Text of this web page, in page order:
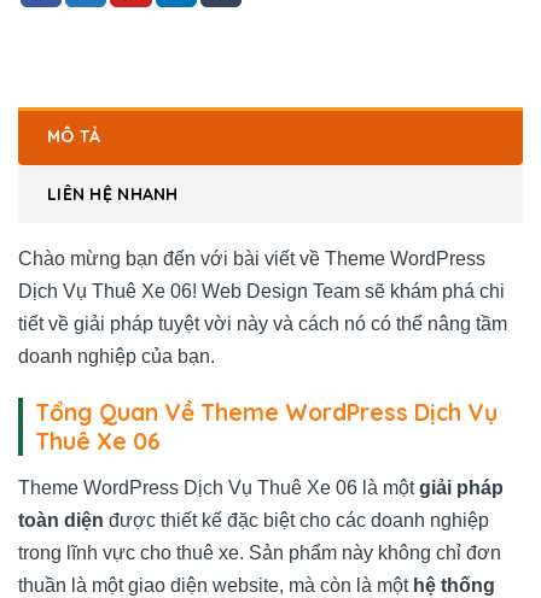
MÔ TẢ
LIÊN HỆ NHANH
Chào mừng bạn đến với bài viết về Theme WordPress
Dịch Vụ Thuê Xe 06! Web Design Team sẽ khám phá chi
tiết về giải pháp tuyệt vời này và cách nó có thể nâng tầm
doanh nghiệp của bạn.
Tổng Quan Về Theme WordPress Dịch Vụ
Thuê Xe 06
Theme WordPress Dịch Vụ Thuê Xe 06 là mộtgiải pháp
toàn diện được thiết kế đặc biệt cho các doanh nghiệp
trong lĩnh vực cho thuê xe. Sản phẩm này không chỉ đơn
thuần là một giao diện website, mà còn là một hệ thống